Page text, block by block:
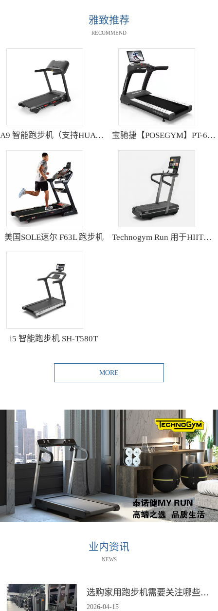
雅致推荐
RECOMMEND
A9 智能跑步机（支持HUAWEI HiLink） SH-T9119P 宝驰捷【POSEGYM】PT-6600Q高清大型触摸屏跑步机静音减震
美国SOLE速尔 F63L 跑步机 Technogym Run 用于HIIT训练的跑步机
i5 智能跑步机 SH-T580T
MORE
业内资讯
NEWS
选购家用跑步机需要关注哪些核心参数？
2026-04-15